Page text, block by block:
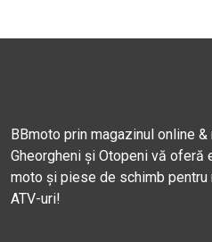
BBmoto prin magazinul online
Gheorgheni și Otopeni vă oferă
moto și piese de schimb
ATV-uri!